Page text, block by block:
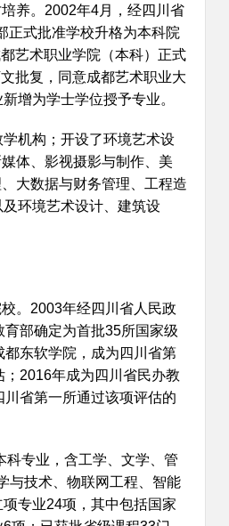
养。2002年4月，经四川省
正式批准学校升格为本科院
艺术职业学院（本科）正式
批复，同意成都艺术职业大
增为学士学位授予专业。
机构；开设了环境艺术设
体、影视摄影与制作、美
大数据与财务管理、工程造
环境艺术设计、建筑设
。2003年经四川省人民政
部确定为首批35所国家级
东软学院，成为四川省第
2016年成为四川省民办教
省第一所通过该项评估的
专业，含工学、文学、管
与技术、物联网工程、智能
专业24项，其中包括国家